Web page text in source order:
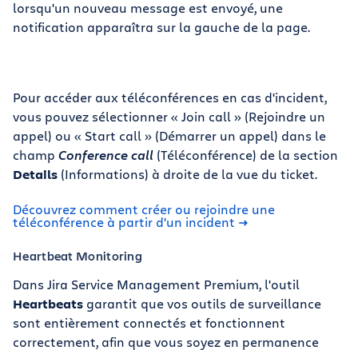
lorsqu'un nouveau message est envoyé, une
notification apparaîtra sur la gauche de la page.
Pour accéder aux téléconférences en cas d'incident,
vous pouvez sélectionner « Join call » (Rejoindre un
appel) ou « Start call » (Démarrer un appel) dans le
champ Conference call (Téléconférence) de la section
Details (Informations) à droite de la vue du ticket.
Découvrez comment créer ou rejoindre une
téléconférence à partir d'un incident
Heartbeat Monitoring
Dans Jira Service Management Premium, l'outil
Heartbeats garantit que vos outils de surveillance
sont entièrement connectés et fonctionnent
correctement, afin que vous soyez en permanence